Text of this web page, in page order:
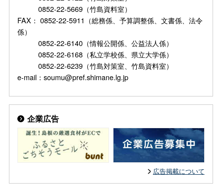
0852-22-5669（竹島資料室）
FAX： 0852-22-5911（総務係、予算調整係、文書係、法令
係）
0852-22-6140（情報公開係、公益法人係）
0852-22-6168（私立学校係、県立大学係）
0852-22-6239（竹島対策室、竹島資料室）
e-mail：soumu@pref.shimane.lg.jp
企業広告
広告掲載について